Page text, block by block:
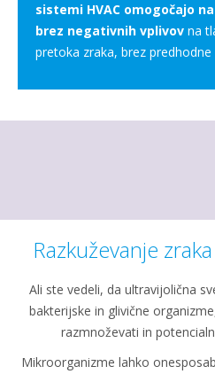
sistemi HVAC omogočajo
brez negativnih vplivov na
pretoka zraka, brez
Razkuževanje
Ali ste vedeli, da ultravijolična
bakterijske in glivične
razmnoževati in
Mikroorganizme lahko